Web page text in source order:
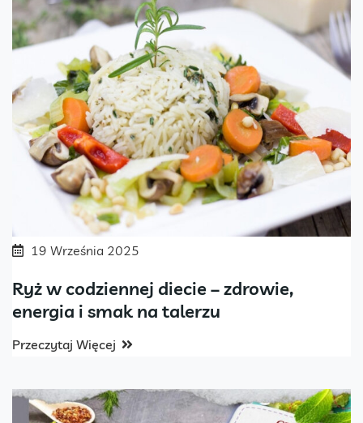
19 Września 2025
Ryż w codziennej diecie – zdrowie,
energia i smak na talerzu
Przeczytaj Więcej